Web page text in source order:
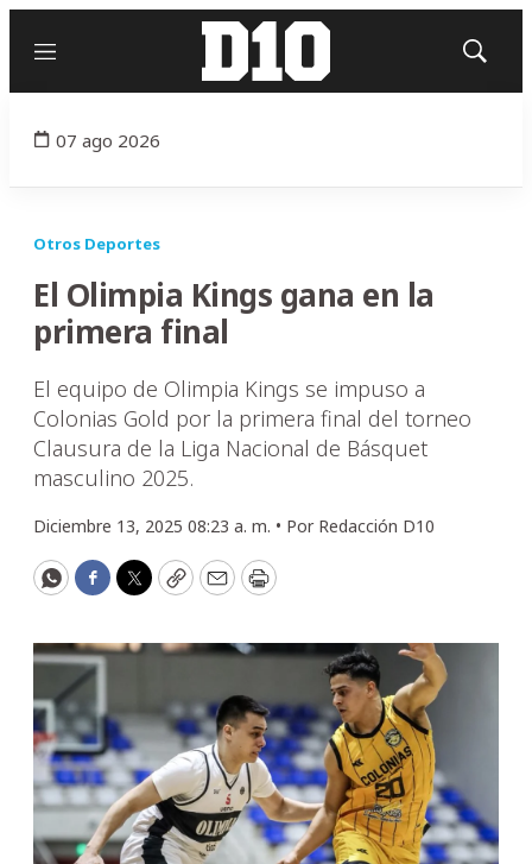
Menú
Mostrar
07 ago 2026
Otros Deportes
El Olimpia Kings gana en la
primera final
El equipo de Olimpia Kings se impuso a
Colonias Gold por la primera final del torneo
Clausura de la Liga Nacional de Básquet
masculino 2025.
Diciembre 13, 2025 08:23 a. m. • Por Redacción D10
WhatsApp
Facebook
Twitter
CopyEmailPrint